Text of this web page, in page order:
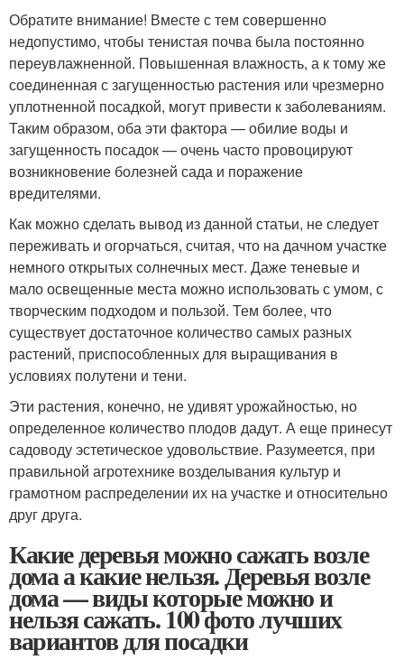
Обратите внимание! Вместе с тем совершенно
недопустимо, чтобы тенистая почва была постоянно
переувлажненной. Повышенная влажность, а к тому же
соединенная с загущенностью растения или чрезмерно
уплотненной посадкой, могут привести к заболеваниям.
Таким образом, оба эти фактора — обилие воды и
загущенность посадок — очень часто провоцируют
возникновение болезней сада и поражение
вредителями.
Как можно сделать вывод из данной статьи, не следует
переживать и огорчаться, считая, что на дачном участке
немного открытых солнечных мест. Даже теневые и
мало освещенные места можно использовать с умом, с
творческим подходом и пользой. Тем более, что
существует достаточное количество самых разных
растений, приспособленных для выращивания в
условиях полутени и тени.
Эти растения, конечно, не удивят урожайностью, но
определенное количество плодов дадут. А еще принесут
садоводу эстетическое удовольствие. Разумеется, при
правильной агротехнике возделывания культур и
грамотном распределении их на участке и относительно
друг друга.
Какие деревья можно сажать возле
дома а какие нельзя. Деревья возле
дома — виды которые можно и
нельзя сажать. 100 фото лучших
вариантов для посадки